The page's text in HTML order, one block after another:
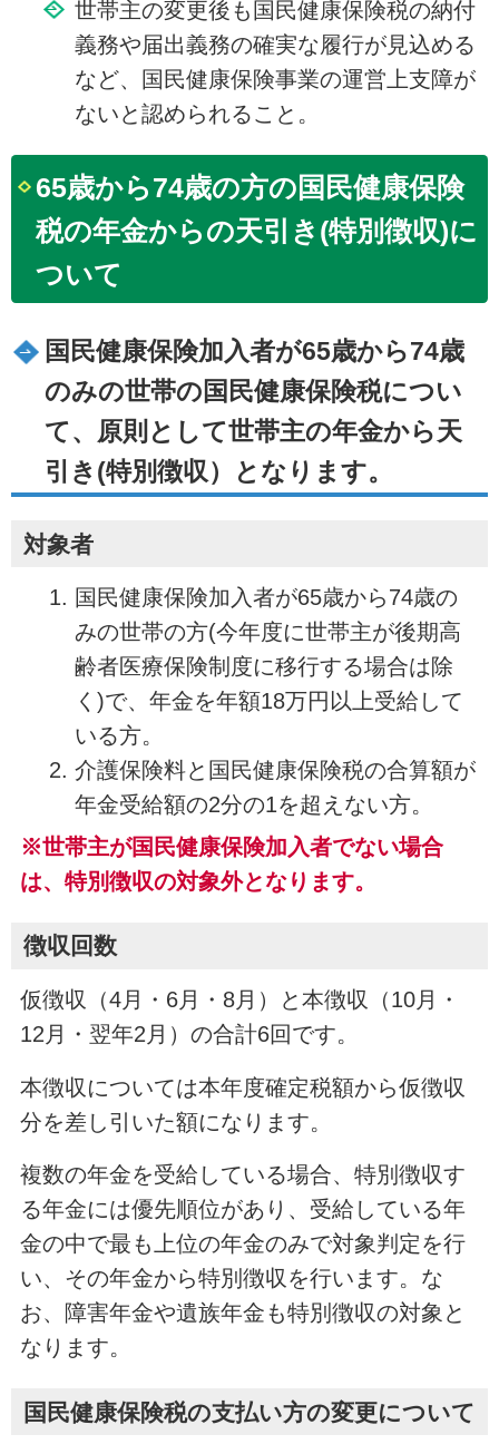
世帯主の変更後も国民健康保険税の納付
義務や届出義務の確実な履行が見込める
など、国民健康保険事業の運営上支障が
ないと認められること。
65歳から74歳の方の国民健康保険
税の年金からの天引き(特別徴収)に
ついて
国民健康保険加入者が65歳から74歳
のみの世帯の国民健康保険税につい
て、原則として世帯主の年金から天
引き(特別徴収）となります。
対象者
国民健康保険加入者が65歳から74歳の
みの世帯の方(今年度に世帯主が後期高
齢者医療保険制度に移行する場合は除
く)で、年金を年額18万円以上受給して
いる方。
介護保険料と国民健康保険税の合算額が
年金受給額の2分の1を超えない方。
※世帯主が国民健康保険加入者でない場合
は、特別徴収の対象外となります。
徴収回数
仮徴収（4月・6月・8月）と本徴収（10月・
12月・翌年2月）の合計6回です。
本徴収については本年度確定税額から仮徴収
分を差し引いた額になります。
複数の年金を受給している場合、特別徴収す
る年金には優先順位があり、受給している年
金の中で最も上位の年金のみで対象判定を行
い、その年金から特別徴収を行います。な
お、障害年金や遺族年金も特別徴収の対象と
なります。
国民健康保険税の支払い方の変更について